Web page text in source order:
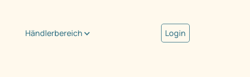
Händlerbereich Login